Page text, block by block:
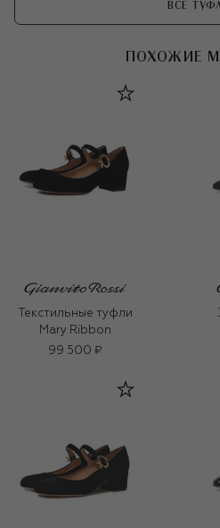
ВСЕ
ПОХОЖИЕ
Текстильные туфли
Mary Ribbon
99 500 ₽